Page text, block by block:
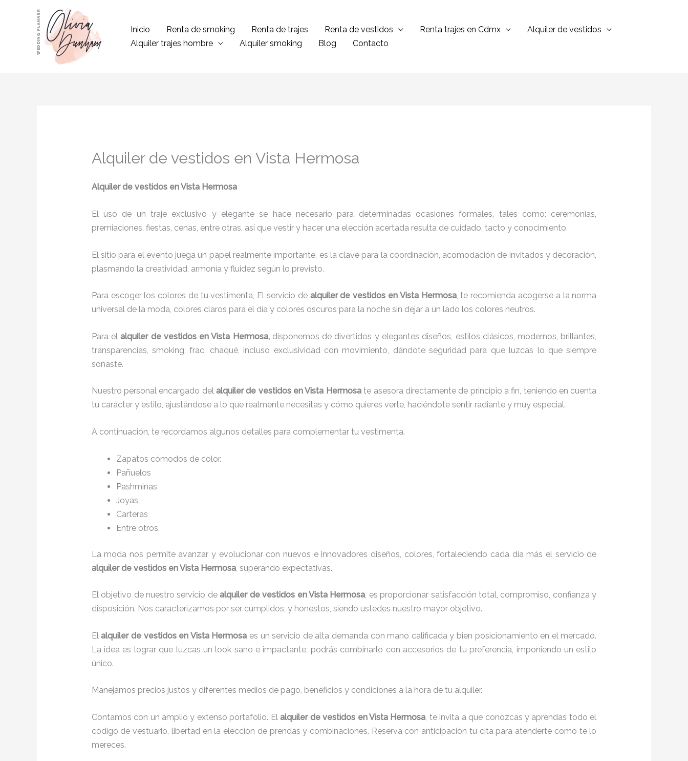
contenido
Inicio Renta de smoking Renta de trajes Renta de vestidos Renta trajes en Cdmx
Alquiler de vestidos
Alquiler trajes hombre
Alquiler smoking Blog Contacto
Alquiler de vestidos en Vista Hermosa
Alquiler de vestidos en Vista Hermosa
El uso de un traje exclusivo y elegante se hace necesario para determinadas ocasiones formales, tales como: ceremonias,
premiaciones, fiestas, cenas, entre otras, así que vestir y hacer una elección acertada resulta de cuidado, tacto y conocimiento.
El sitio para el evento juega un papel realmente importante, es la clave para la coordinación, acomodación de invitados y decoración,
plasmando la creatividad, armonía y fluidez según lo previsto.
Para escoger los colores de tu vestimenta, El servicio de alquiler de vestidos en Vista Hermosa, te recomienda acogerse a la norma
universal de la moda, colores claros para el día y colores oscuros para la noche sin dejar a un lado los colores neutros.
Para elalquiler de vestidos en Vista Hermosa, disponemos de divertidos y elegantes diseños, estilos clásicos, modernos, brillantes,
transparencias, smoking, frac, chaqué, incluso exclusividad con movimiento, dándote seguridad para que luzcas lo que siempre
soñaste.
Nuestro personal encargado delalquiler de vestidos en Vista Hermosate asesora directamente de principio a fin, teniendo en cuenta
tu carácter y estilo, ajustándose a lo que realmente necesitas y cómo quieres verte, haciéndote sentir radiante y muy especial.
A continuación, te recordamos algunos detalles para complementar tu vestimenta.
Zapatos cómodos de color.
Pañuelos
Pashminas
Joyas
Carteras
Entre otros.
La moda nos permite avanzar y evolucionar con nuevos e innovadores diseños, colores, fortaleciendo cada día más el servicio de
alquiler de vestidos en Vista Hermosa, superando expectativas.
El objetivo de nuestro servicio dealquiler de vestidos en Vista Hermosa, es proporcionar satisfacción total, compromiso, confianza y
disposición. Nos caracterizamos por ser cumplidos, y honestos, siendo ustedes nuestro mayor objetivo.
Elalquiler de vestidos en Vista Hermosa es un servicio de alta demanda con mano calificada y bien posicionamiento en el mercado.
La idea es lograr que luzcas un look sano e impactante, podrás combinarlo con accesorios de tu preferencia, imponiendo un estilo
único.
Manejamos precios justos y diferentes medios de pago, beneficios y condiciones a la hora de tu alquiler.
Contamos con un amplio y extenso portafolio. Elalquiler de vestidos en Vista Hermosa, te invita a que conozcas y aprendas todo el
código de vestuario, libertad en la elección de prendas y combinaciones. Reserva con anticipación tu cita para atenderte como te lo
mereces.